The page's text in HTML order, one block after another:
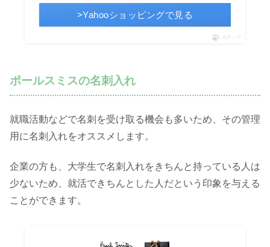
>Yahooショッピングで見る
ポチップ
ポールスミスの名刺入れ
就職活動などで名刺を受け取る機会も多いため、その管理
用に名刺入れをオススメします。
企業の方も、大学生で名刺入れをきちんと持っている人は
少ないため、就活できちんとした人だという印象を与える
ことができます。